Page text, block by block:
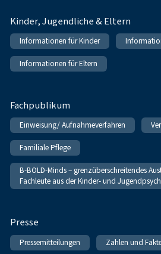
Kinder, Jugendliche & Eltern
Informationen für Kinder
Informationen für Eltern
Fachpublikum
Einweisung/ Aufnahmeverfahren
Familiale Pflege
B-BOLD-Minds – grenzüberschreitendes
Fachleute aus der Kinder- und
Presse
Pressemitteilungen Zahlen und